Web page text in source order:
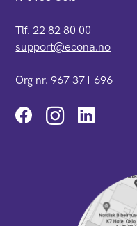
Tlf. 22 82 80 00
support@econa.no
Org nr. 967 371 696
Instagram